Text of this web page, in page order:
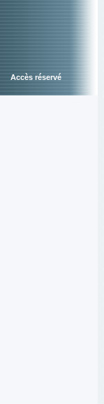
Accès réservé